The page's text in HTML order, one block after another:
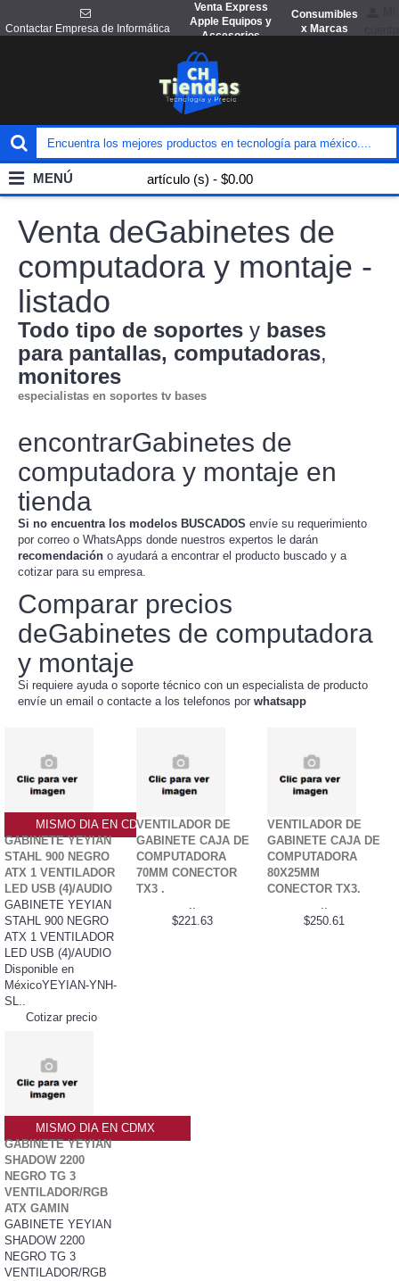
Contactar Empresa de Informática
Venta Express
Apple Equipos y
Accesorios
Consumibles
x Marcas
artículo (s) - $0.00
MENÚ
Venta deGabinetes de
computadora y montaje -
listado
Todo tipo de soportes y bases
para pantallas, computadoras,
monitores
especialistas en soportes tv bases
encontrarGabinetes de
computadora y montaje en
tienda
Si no encuentra los modelos BUSCADOS envíe su requerimiento
por correo o WhatsApps donde nuestros expertos le darán
recomendación o ayudará a encontrar el producto buscado y a
cotizar para su empresa.
Comparar precios
deGabinetes de computadora
y montaje
Si requiere ayuda o soporte técnico con un especialista de producto
envíe un email o contacte a los telefonos por whatsapp
MISMO DIA EN CDMX
GABINETE YEYIAN
STAHL 900 NEGRO
ATX 1 VENTILADOR
LED USB (4)/AUDIO
GABINETE YEYIAN
STAHL 900 NEGRO
ATX 1 VENTILADOR
LED USB (4)/AUDIO
Disponible en
MéxicoYEYIAN-YNH-
SL..
Cotizar precio
VENTILADOR DE
GABINETE CAJA DE
COMPUTADORA
70MM CONECTOR
TX3 .
..
$221.63
VENTILADOR DE
GABINETE CAJA DE
COMPUTADORA
80X25MM
CONECTOR TX3.
..
$250.61
MISMO DIA EN CDMX
GABINETE YEYIAN
SHADOW 2200
NEGRO TG 3
VENTILADOR/RGB
ATX GAMIN
GABINETE YEYIAN
SHADOW 2200
NEGRO TG 3
VENTILADOR/RGB